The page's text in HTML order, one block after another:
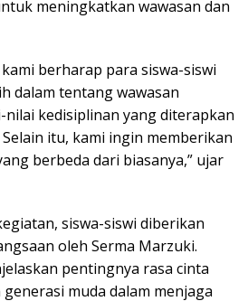
meningkatkan wawasan dan
berharap para siswa-siswi
dalam tentang wawasan
nilai kedisiplinan yang diterapkan
itu, kami ingin memberikan
berbeda dari biasanya,” ujar
siswa-siswi diberikan
oleh Serma Marzuki.
pentingnya rasa cinta
muda dalam menjaga